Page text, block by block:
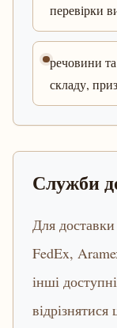
перевірки
речовини
складу,
Служби
Для
FedEx,
інші